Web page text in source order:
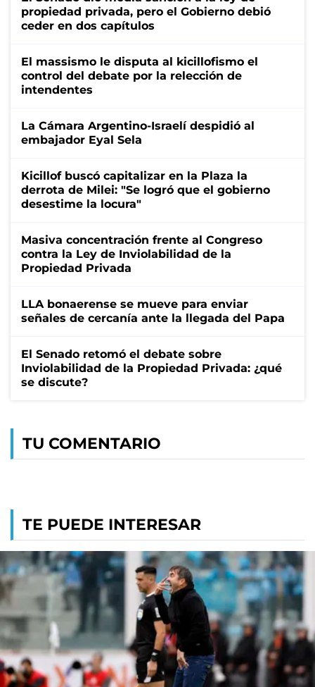
propiedad privada, pero el Gobierno debió
ceder en dos capítulos
El massismo le disputa al kicillofismo el
control del debate por la relección de
intendentes
La Cámara Argentino-Israelí despidió al
embajador Eyal Sela
Kicillof buscó capitalizar en la Plaza la
derrota de Milei: "Se logró que el gobierno
desestime la locura"
Masiva concentración frente al Congreso
contra la Ley de Inviolabilidad de la
Propiedad Privada
LLA bonaerense se mueve para enviar
señales de cercanía ante la llegada del Papa
El Senado retomó el debate sobre
Inviolabilidad de la Propiedad Privada: ¿qué
se discute?
TU COMENTARIO
TE PUEDE INTERESAR